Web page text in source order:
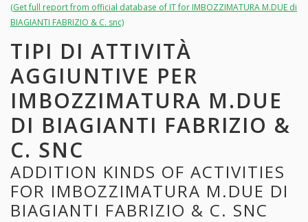
(Get full report from official database of IT for IMBOZZIMATURA M.DUE di
BIAGIANTI FABRIZIO & C. snc)
TIPI DI ATTIVITÀ
AGGIUNTIVE PER
IMBOZZIMATURA M.DUE
DI BIAGIANTI FABRIZIO &
C. SNC
ADDITION KINDS OF ACTIVITIES
FOR IMBOZZIMATURA M.DUE DI
BIAGIANTI FABRIZIO & C. SNC